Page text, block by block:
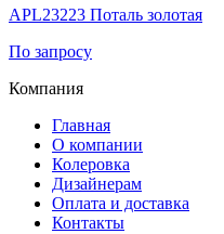
APL23223 Поталь золотая
По запросу
Компания
Главная
О компании
Колеровка
Дизайнерам
Оплата и доставка
Контакты